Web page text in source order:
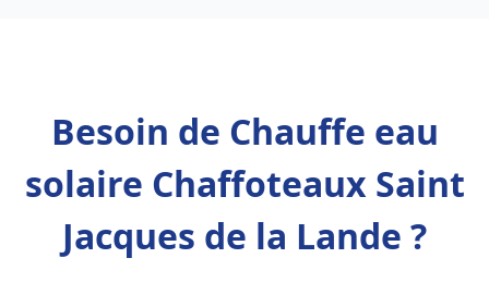
Besoin de Chauffe eau
solaire Chaffoteaux Saint
Jacques de la Lande ?